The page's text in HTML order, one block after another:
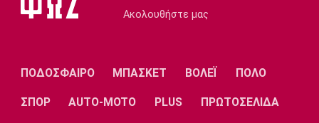
Τηλεόραση
09:20
ΠΑΟΚ: Υποδέχεται την Άντερλεχτ
Ακολουθήστε μας
ΠΟΔΟΣΦΑΙΡΟ ΜΠΑΣΚΕΤ ΒΟΛΕΪ ΠΟΛΟ
ΣΠΟΡ AUTO-MOTO PLUS ΠΡΩΤΟΣΕΛΙΔΑ